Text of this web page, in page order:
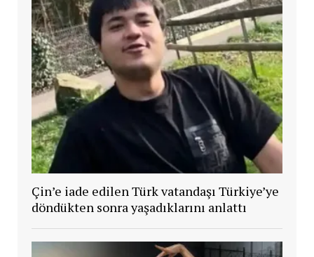
Çin’e iade edilen Türk vatandaşı Türkiye’ye
döndükten sonra yaşadıklarını anlattı